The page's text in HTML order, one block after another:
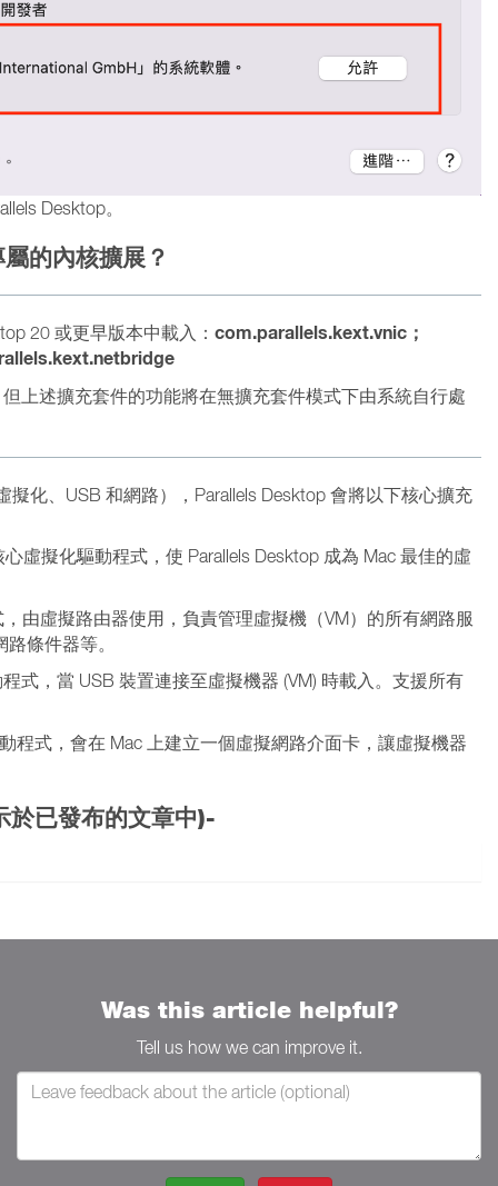
Desktop。
的內核擴展？
20 或更早版本中載入： com.parallels.kext.vnic；
上述擴充套件的功能將在無擴充套件模式下由系統自行處
擬化、USB 和網路），Parallels Desktop 會將以下核心擴充
虛擬化驅動程式，使 Parallels Desktop 成為 Mac 最佳的虛
由虛擬路由器使用，負責管理虛擬機（VM）的所有網路服
條件器等。
式，當 USB 裝置連接至虛擬機器 (VM) 時載入。支援所有
程式，會在 Mac 上建立一個虛擬網路介面卡，讓虛擬機器
已發布的文章中)-
Was this article helpful?
Tell us how we can improve it.